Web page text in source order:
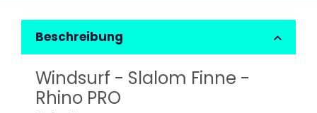
Beschreibung
Windsurf - Slalom Finne -
Rhino PRO